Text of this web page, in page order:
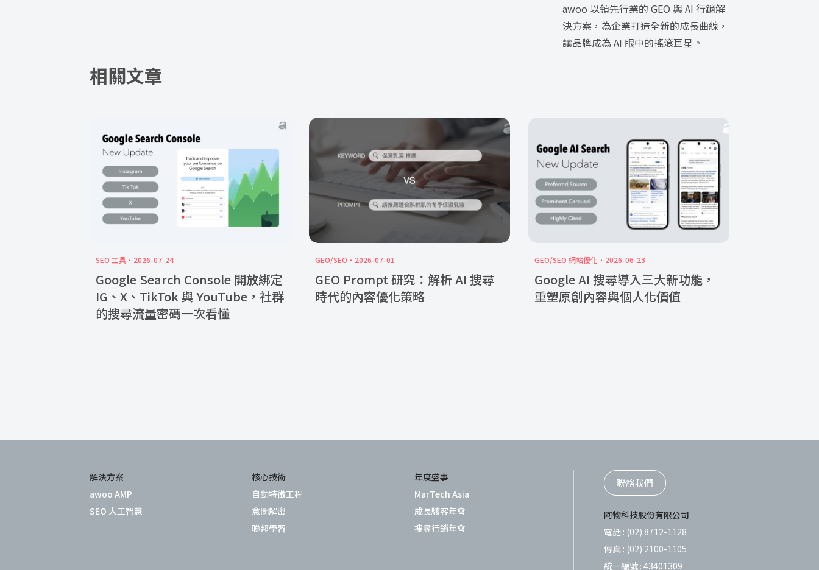
awoo 以領先行業的 GEO 與 AI 行銷解
決方案，為企業打造全新的成長曲線，
讓品牌成為 AI 眼中的搖滾巨星。
相關文章
SEO 工具 2026-07-24
Google Search Console 開放綁定
IG、X、TikTok 與 YouTube，社群
的搜尋流量密碼一次看懂
GEO/SEO 2026-07-01
GEO Prompt 研究：解析 AI 搜尋
時代的內容優化策略
GEO/SEO 網站優化 2026-06-23
Google AI 搜尋導入三大新功能，
重塑原創內容與個人化價值
解決方案
awoo AMP
SEO 人工智慧
核心技術
自動特徵工程
意圖解密
聯邦學習
年度盛事
MarTech Asia
成長駭客年會
搜尋行銷年會
聯絡我們
阿物科技股份有限公司
電話 : (02) 8712-1128
傳真 : (02) 2100-1105
統一編號 : 43401309